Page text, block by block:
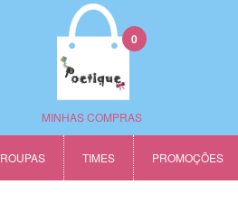
MINHAS COMPRAS
0
ROUPAS TIMES PROMOÇÕES